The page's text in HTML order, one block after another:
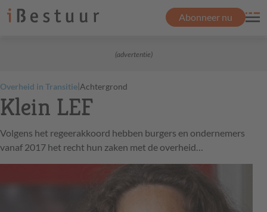
Abonneer nu
(advertentie)
Overheid in Transitie|Achtergrond
Klein LEF
Volgens het regeerakkoord hebben burgers en ondernemers
vanaf 2017 het recht hun zaken met de overheid…